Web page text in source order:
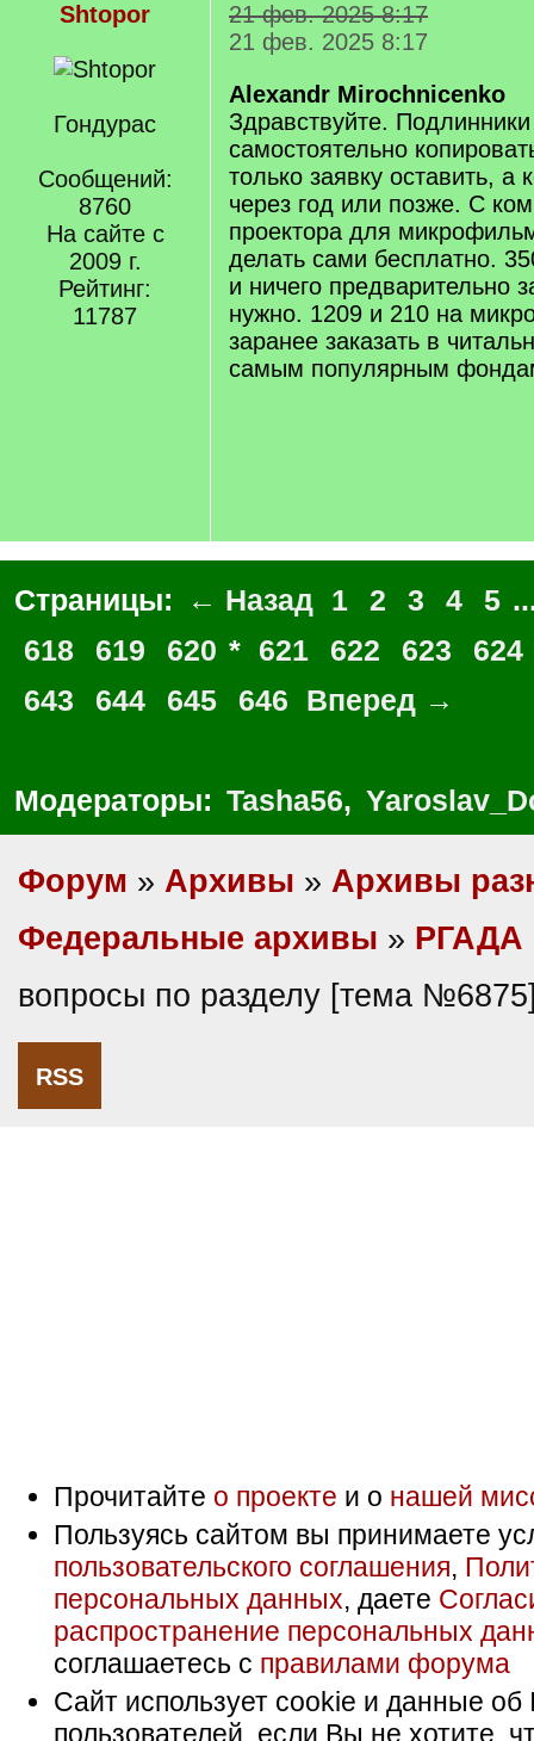
Shtopor
Гондурас
Сообщений:
8760
На сайте с
2009 г.
Рейтинг:
11787
21 фев. 2025 8:17
21 фев. 2025 8:17
Alexandr Mirochnicenko
Здравствуйте.
самостоятельно
только заявку оставить, а
через год или позже. С
проектора для
делать сами бесплатно.
и ничего предварительно
нужно. 1209 и 210 на
заранее заказать в
самым популярным
Страницы: ← Назад 1 2 3 4 5
618
619 620 * 621 622 623 624
643
644 645 646 Вперед →
Модераторы: Tasha56,
Форум » Архивы » Архивы
Федеральные архивы » РГАДА
вопросы по разделу [тема
RSS
Прочитайте о проекте и о нашей
Пользуясь сайтом вы принимаете
пользовательского соглашения,
персональных данных, даете
распространение персональных
соглашаетесь с правилами форума
Сайт использует cookie и данные об
пользователей, если Вы не хотите,